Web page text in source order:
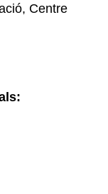
Centre